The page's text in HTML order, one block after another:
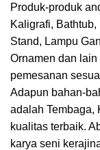
Produk-produk
Kaligrafi,
Stand, Lampu
Ornamen dan
pemesanan
Adapun bahan-
adalah Tembaga,
kualitas terbaik.
karya seni